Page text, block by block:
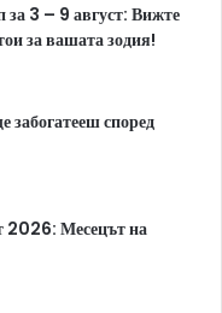
за 3 – 9 август: Вижте
за вашата зодия!
забогатееш според
2026: Месецът на